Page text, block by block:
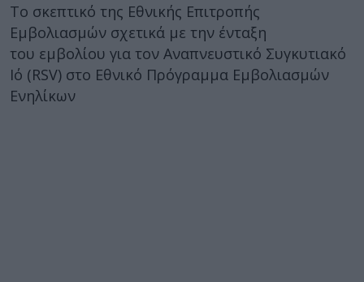
Το σκεπτικό της Εθνικής Επιτροπής
Εμβολιασμών σχετικά με την ένταξη
του εμβολίου για τον Αναπνευστικό Συγκυτιακό
Ιό (RSV) στο Εθνικό Πρόγραμμα Εμβολιασμών
Ενηλίκων